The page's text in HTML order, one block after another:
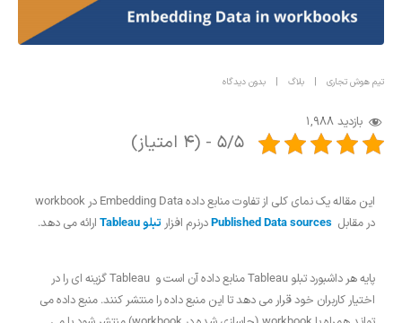
تیم هوش تجاری بلاگ بدون دیدگاه
بازدید 1,988
5/5 - (4 امتیاز)
این مقاله یک نمای کلی از تفاوت منابع داده Embedding Data در workbook
در مقابل Published Data sources درنرم افزار تبلو Tableau ارائه می دهد.
پایه هر داشبورد تبلو Tableau منابع داده آن است و Tableau گزینه ای را در
اختیار کاربران خود قرار می دهد تا این منبع داده را منتشر کنند. منبع داده می